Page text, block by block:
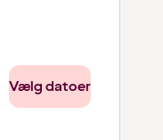
Vælg datoer